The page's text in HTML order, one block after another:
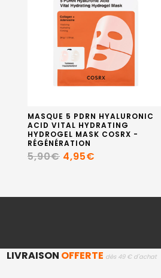
MASQUE 5 PDRN HYALURONIC
ACID VITAL HYDRATING
HYDROGEL MASK COSRX -
RÉGÉNÉRATION
5,90€ 4,95€
LIVRAISON OFFERTE dès 49 € d'achat